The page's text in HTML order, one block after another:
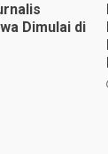
Dimulai di